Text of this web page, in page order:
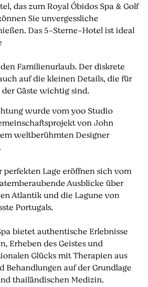
das zum Royal Óbidos Spa & Golf
Sie unvergessliche
Das 5-Sterne-Hotel ist ideal
Familienurlaub. Der diskrete
auf die kleinen Details, die für
Gäste wichtig sind.
wurde vom yoo Studio
von John
weltberühmten Designer
perfekten Lage eröffnen sich vom
Ausblicke über
Atlantik und die Lagune von
Portugals.
bietet authentische Erlebnisse
Erheben des Geistes und
Glücks mit Therapien aus
Behandlungen auf der Grundlage
thailändischen Medizin.